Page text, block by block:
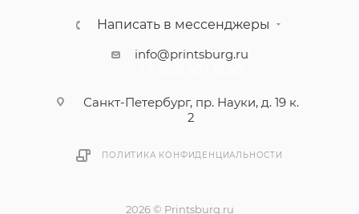
Написать в мессенджеры
info@printsburg.ru
Санкт-Петербург, пр. Науки, д. 19 к.
2
ПОЛИТИКА КОНФИДЕНЦИАЛЬНОСТИ
2026 © Printsburg.ru